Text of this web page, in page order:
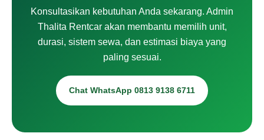
Konsultasikan kebutuhan Anda sekarang. Admin
Thalita Rentcar akan membantu memilih unit,
durasi, sistem sewa, dan estimasi biaya yang
paling sesuai.
Chat WhatsApp 0813 9138 6711